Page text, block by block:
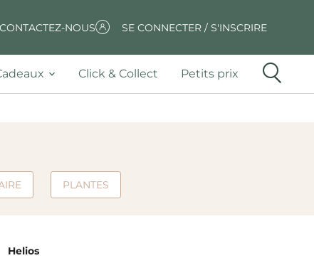
CONTACTEZ-NOUS SE CONNECTER / S'INSCRIRE
Click & Collect Petits prix
PLANTES
Helios